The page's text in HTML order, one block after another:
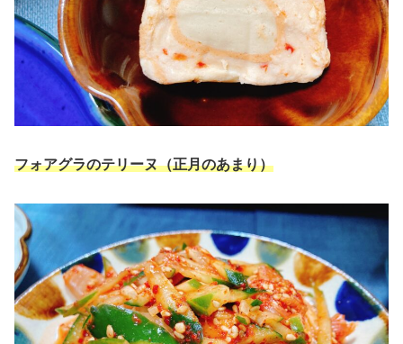
フォアグラのテリーヌ（正月のあまり）